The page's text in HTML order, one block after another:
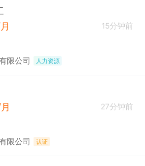
15分钟前
限公司 人力资源
27分钟前
限公司 认证